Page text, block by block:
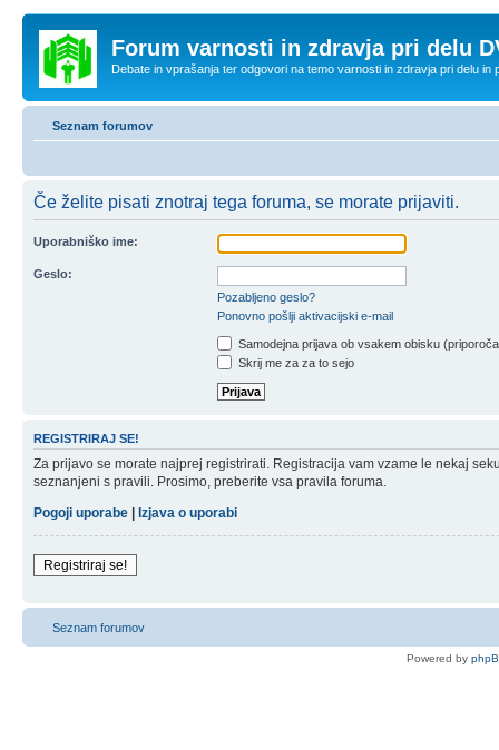
Forum varnosti in zdravja pri delu
Debate in vprašanja ter odgovori na temo varnosti in zdravja pri delu in
Seznam forumov
Če želite pisati znotraj tega foruma, se morate prijaviti.
Uporabniško ime:
Geslo:
Pozabljeno geslo?
Ponovno pošlji aktivacijski e-mail
Samodejna prijava ob vsakem obisku
Skrij me za za to sejo
REGISTRIRAJ SE!
Za prijavo se morate najprej registrirati. Registracija vam vzame le nekaj
seznanjeni s pravili. Prosimo, preberite vsa pravila foruma.
Pogoji uporabe
Izjava o uporabi
Registriraj se!
Seznam forumov
Powered by